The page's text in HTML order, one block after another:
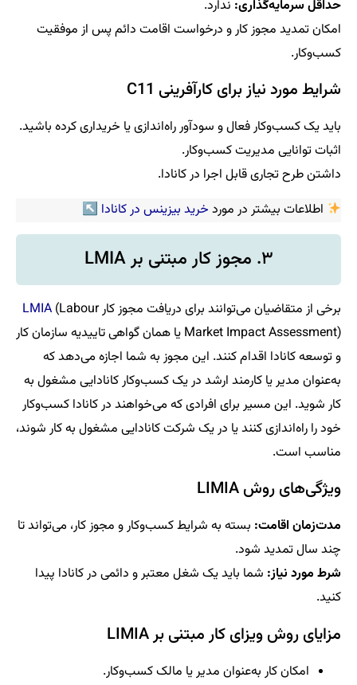
حداقل سرمایه‌گذاری: ندارد.
امکان تمدید مجوز کار و درخواست اقامت دائم پس از موفقیت
کسب‌وکار.
شرایط مورد نیاز برای کارآفرینی C11
باید یک کسب‌وکار فعال و سودآور راه‌اندازی یا خریداری کرده باشید.
اثبات توانایی مدیریت کسب‌وکار.
داشتن طرح تجاری قابل اجرا در کانادا.
اطلاعات بیشتر در مورد خرید بیزینس در کانادا ↖
۳. مجوز کار مبتنی بر LMIA
برخی از متقاضیان می‌توانند برای دریافت مجوز کار LMIA (Labour
Market Impact Assessment) یا همان گواهی تاییدیه سازمان کار
و توسعه کانادا اقدام کنند. این مجوز به شما اجازه می‌دهد که
به‌عنوان مدیر یا کارمند ارشد در یک کسب‌وکار کانادایی مشغول به
کار شوید. این مسیر برای افرادی که می‌خواهند در کانادا کسب‌وکار
خود را راه‌اندازی کنند یا در یک شرکت کانادایی مشغول به کار شوند،
مناسب است.
ویژگی‌های روش LIMIA
مدت‌زمان اقامت: بسته به شرایط کسب‌وکار و مجوز کار، می‌تواند تا
چند سال تمدید شود.
شرط مورد نیاز: شما باید یک شغل معتبر و دائمی در کانادا پیدا
کنید.
مزایای روش ویزای کار مبتنی بر LIMIA
امکان کار به‌عنوان مدیر یا مالک کسب‌وکار.